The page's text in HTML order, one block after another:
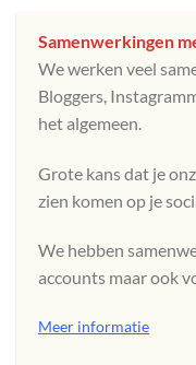
Samenwerkingen
We werken veel
Bloggers,
het algemeen.
Grote kans dat je
zien komen op je
We hebben
accounts maar ook
Meer informatie